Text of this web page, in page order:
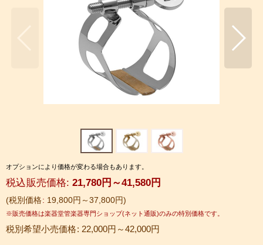
税別価格: 19,800円 ～37,800円
税込 : 21,780円 ～41,580円
オプションにより価格が変わる場合もあります。
税別希望小売価格: 22,000円 ～42,000円